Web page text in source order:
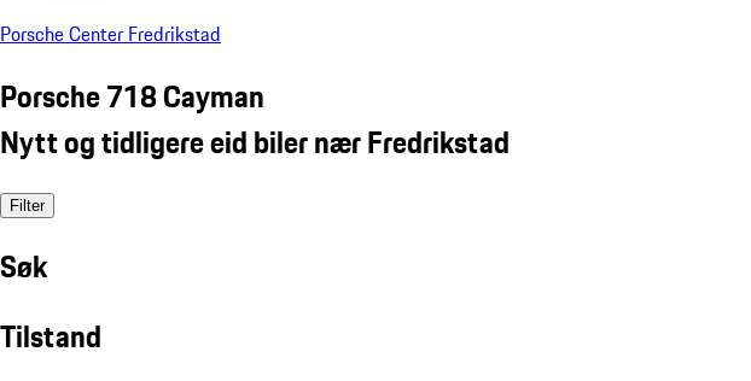
Porsche Center Fredrikstad
Porsche 718 Cayman
Nytt og tidligere eid biler nær Fredrikstad
Filter
Søk
Tilstand